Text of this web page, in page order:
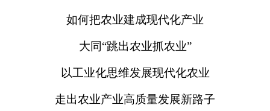
如何把农业建成现代化产业
大同“跳出农业抓农业”
以工业化思维发展现代化农业
走出农业产业高质量发展新路子